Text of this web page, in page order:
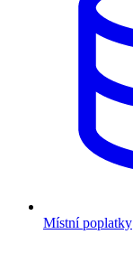
Místní poplatky